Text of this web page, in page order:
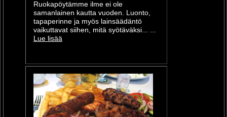
Ruokapöytämme ilme ei ole
samanlainen kautta vuoden. Luonto,
tapaperinne ja myös lainsäädäntö
vaikuttavat siihen, mitä syötäväksi... ...
Lue lisää